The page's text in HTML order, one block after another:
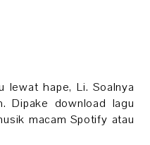
lewat hape, Li. Soalnya
Dipake download lagu
macam Spotify atau